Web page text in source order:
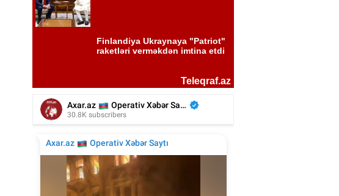
Cansevər vəfat etdi